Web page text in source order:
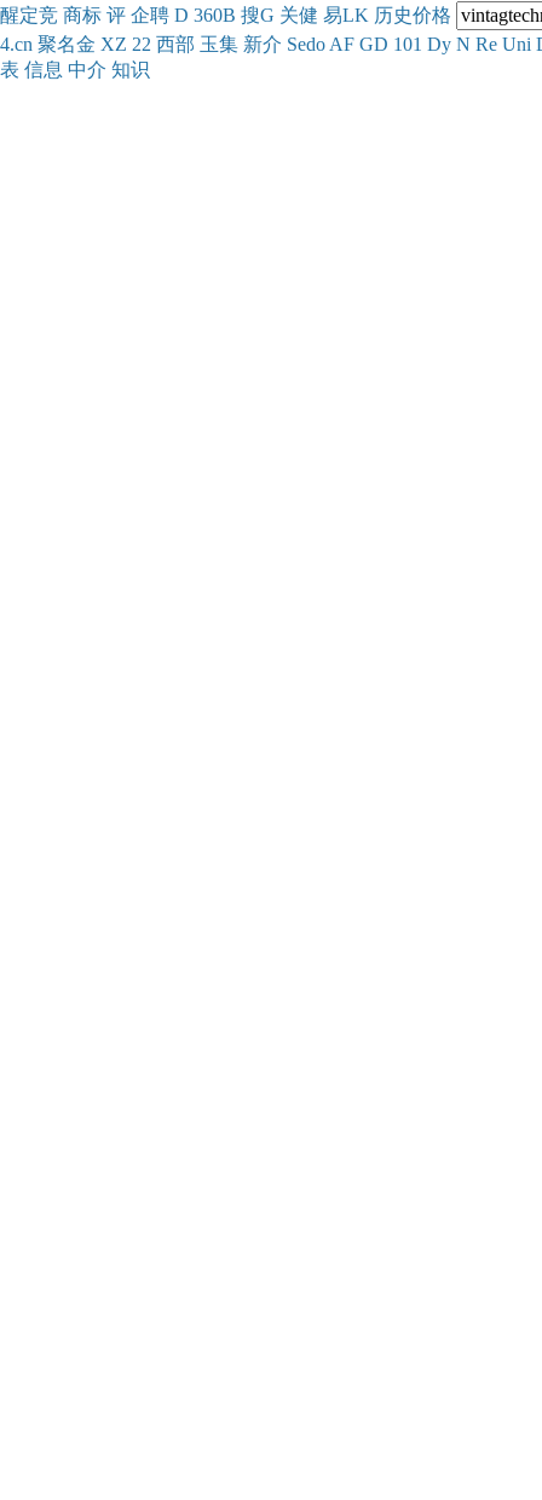
醒定竞 商标 评 企聘 D 360B 搜G 关健 易LK 历史价格
4.cn 聚名金 XZ 22 西部 玉集 新介 Sedo AF GD 101 Dy N Re Uni
表 信息 中介 知识